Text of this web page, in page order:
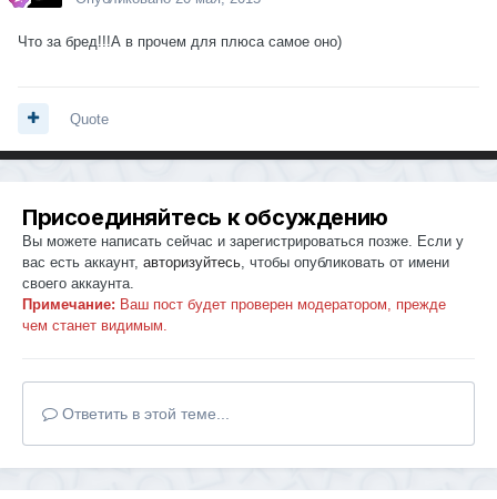
Что за бред!!!А в прочем для плюса самое оно)
Quote
Присоединяйтесь к обсуждению
Вы можете написать сейчас и зарегистрироваться позже. Если у
вас есть аккаунт, авторизуйтесь , чтобы опубликовать от имени
своего аккаунта.
Примечание: Ваш пост будет проверен модератором, прежде
чем станет видимым.
Ответить в этой теме...